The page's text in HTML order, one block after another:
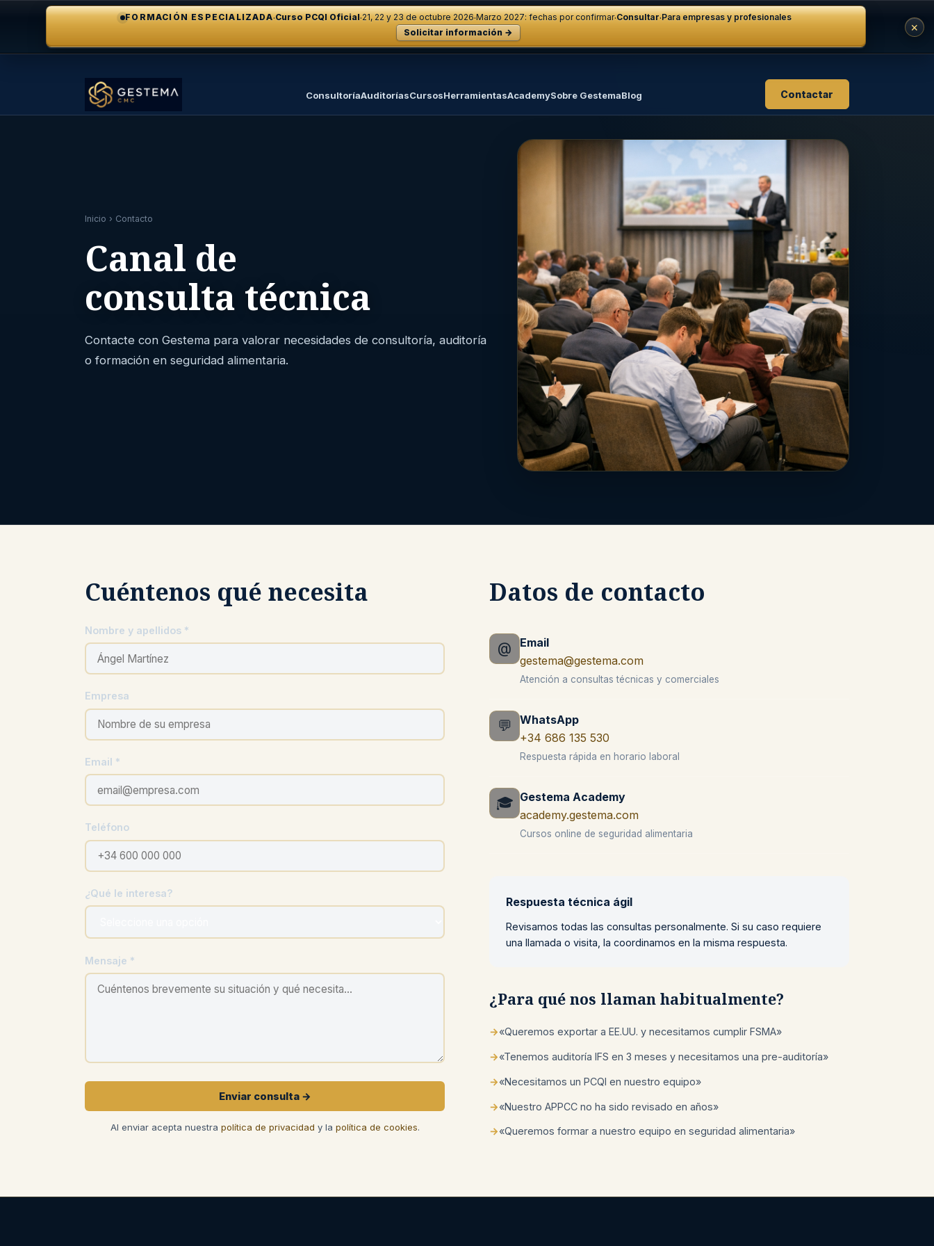
FORMACIÓN ESPECIALIZADA·Curso PCQI Oficial·21, 22 y 23 de octubre 2026·Marzo 2027: fechas por confirmar·Consultar·Para empresas y profesionales
Solicitar información →
×
ConsultoríaAuditoríasCursosHerramientasAcademySobre GestemaBlog Contactar
Inicio › Contacto
Canal de
consulta técnica
Contacte con Gestema para valorar necesidades de consultoría, auditoría
o formación en seguridad alimentaria.
Cuéntenos qué necesita
Nombre y apellidos *
Empresa
Email *
Teléfono
¿Qué le interesa?
Mensaje *
Enviar consulta →
Al enviar acepta nuestra política de privacidad y la política de cookies.
Datos de contacto
@
Email
gestema@gestema.com
Atención a consultas técnicas y comerciales
💬
WhatsApp
+34 686 135 530
Respuesta rápida en horario laboral
🎓 Gestema Academy
academy.gestema.com
Cursos online de seguridad alimentaria
Respuesta técnica ágil
Revisamos todas las consultas personalmente. Si su caso requiere
una llamada o visita, la coordinamos en la misma respuesta.
¿Para qué nos llaman habitualmente?
→«Queremos exportar a EE.UU. y necesitamos cumplir FSMA»
→«Tenemos auditoría IFS en 3 meses y necesitamos una pre-auditoría»
→«Necesitamos un PCQI en nuestro equipo»
→«Nuestro APPCC no ha sido revisado en años»
→«Queremos formar a nuestro equipo en seguridad alimentaria»